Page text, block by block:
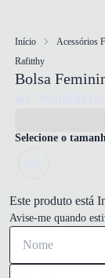
Início Acessórios
Rafitthy
Bolsa
Ref: 7901085813321
Selecione o
Este produto está
Avise-me quando